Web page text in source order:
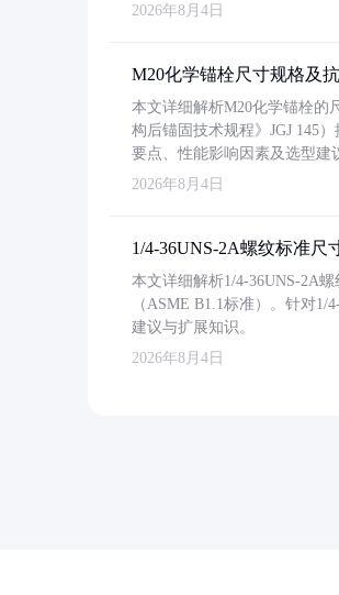
2026年8月4日
M20化学锚栓尺寸规格及
本文详细解析M20化学锚栓的
构后锚固技术规程》JGJ 145
要点、性能影响因素及选型建
2026年8月4日
1/4-36UNS-2A螺纹标准尺
本文详细解析1/4-36UNS-2A
（ASME B1.1标准）。针对
建议与扩展知识。
2026年8月4日